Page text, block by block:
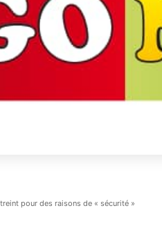
pour des raisons de « sécurité »